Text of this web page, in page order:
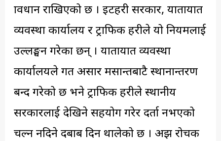
प्रावधान राखिएको छ । इटहरी सरकार, यातायात
व्यवस्था कार्यालय र ट्राफिक प्रहरीले यो नियमलाई
उल्लङ्घन गरेका छन् । यातायात व्यवस्था
कार्यालयले गत असार मसान्तबाटै स्थानान्तरण
बन्द गरेको छ भने ट्राफिक प्रहरीले स्थानीय
सरकारलाई देखिने सहयोग गरेर दर्ता नभएको
चल्न नदिने दबाब दिन थालेको छ । अझ रोचक